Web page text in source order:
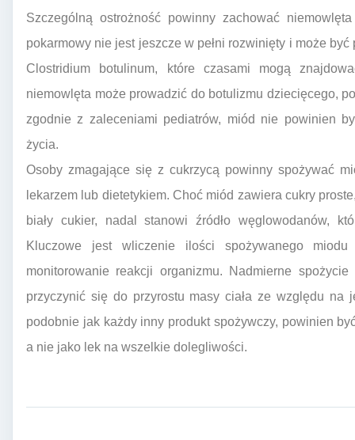
Szczególną ostrożność powinny zachować
pokarmowy nie jest jeszcze w pełni rozwinięty i może
Clostridium botulinum, które czasami mogą
niemowlęta może prowadzić do botulizmu dziecięcego,
zgodnie z zaleceniami pediatrów, miód nie powinien
życia.
Osoby zmagające się z cukrzycą powinny spożywać
lekarzem lub dietetykiem. Choć miód zawiera cukry
biały cukier, nadal stanowi źródło węglowodanów,
Kluczowe jest wliczenie ilości spożywanego
monitorowanie reakcji organizmu. Nadmierne
przyczynić się do przyrostu masy ciała ze względu na
podobnie jak każdy inny produkt spożywczy, powinien
a nie jako lek na wszelkie dolegliwości.